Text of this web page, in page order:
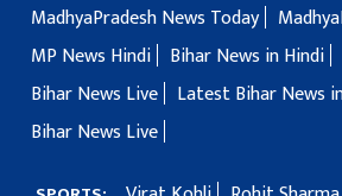
MadhyaPradesh News Today
MP News Hindi
Bihar News in Hindi
Bihar News Live
Latest Bihar News
Bihar News Live